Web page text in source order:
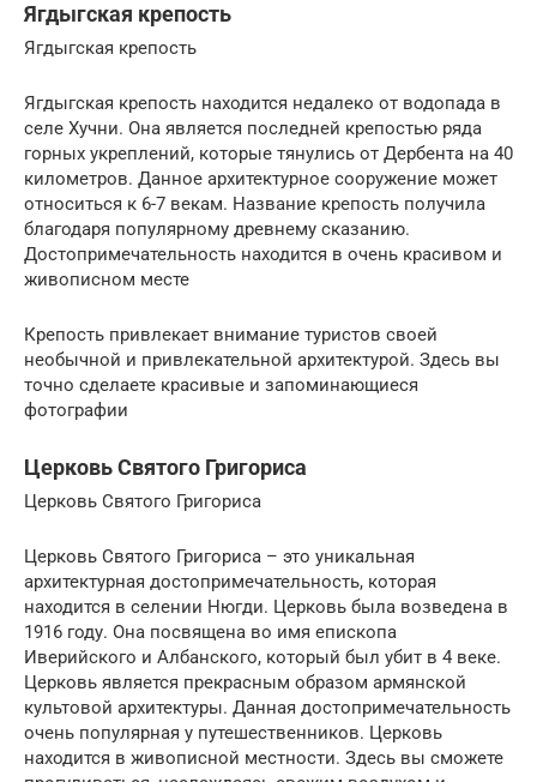
Ягдыгская крепость
Ягдыгская крепость
Ягдыгская крепость находится недалеко от водопада в
селе Хучни. Она является последней крепостью ряда
горных укреплений, которые тянулись от Дербента на 40
километров. Данное архитектурное сооружение может
относиться к 6-7 векам. Название крепость получила
благодаря популярному древнему сказанию.
Достопримечательность находится в очень красивом и
живописном месте
Крепость привлекает внимание туристов своей
необычной и привлекательной архитектурой. Здесь вы
точно сделаете красивые и запоминающиеся
фотографии
Церковь Святого Григориса
Церковь Святого Григориса
Церковь Святого Григориса – это уникальная
архитектурная достопримечательность, которая
находится в селении Нюгди. Церковь была возведена в
1916 году. Она посвящена во имя епископа
Иверийского и Албанского, который был убит в 4 веке.
Церковь является прекрасным образом армянской
культовой архитектуры. Данная достопримечательность
очень популярная у путешественников. Церковь
находится в живописной местности. Здесь вы сможете